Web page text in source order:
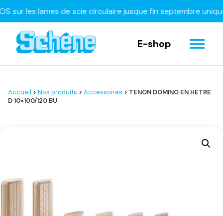
les lames de scie circulaire jusque fin septembre
E-shop
Accueil > Nos produits > Accessoires > TENON DOMINO EN HETRE
D 10×100/120 BU